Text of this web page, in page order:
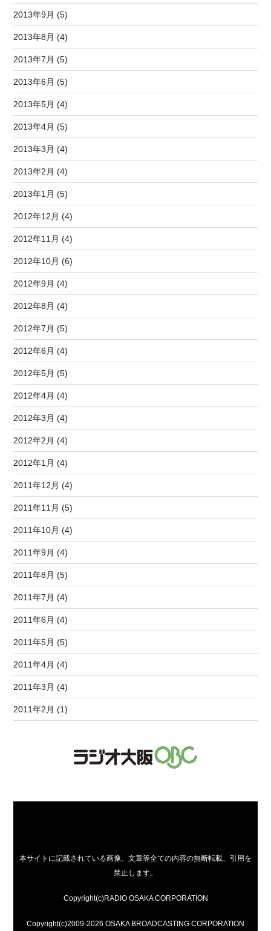
2013年9月 (5)
2013年8月 (4)
2013年7月 (5)
2013年6月 (5)
2013年5月 (4)
2013年4月 (5)
2013年3月 (4)
2013年2月 (4)
2013年1月 (5)
2012年12月 (4)
2012年11月 (4)
2012年10月 (6)
2012年9月 (4)
2012年8月 (4)
2012年7月 (5)
2012年6月 (4)
2012年5月 (5)
2012年4月 (4)
2012年3月 (4)
2012年2月 (4)
2012年1月 (4)
2011年12月 (4)
2011年11月 (5)
2011年10月 (4)
2011年9月 (4)
2011年8月 (5)
2011年7月 (4)
2011年6月 (4)
2011年5月 (5)
2011年4月 (4)
2011年3月 (4)
2011年2月 (1)
本サイトに記載されている画像、文章等全ての内容の無断転載、引用を
禁止します。
Copyright(c)RADIO OSAKA CORPORATION
Copyright(c)2009-2026 OSAKA BROADCASTING CORPORATION